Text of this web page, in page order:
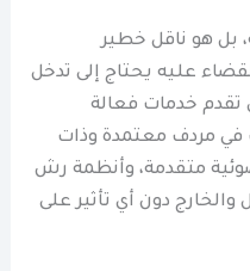
بل هو ناقل خطير
عليه يحتاج إلى تدخل
خدمات فعالة
مردف معتمدة وذات
متقدمة، وأنظمة رش
دون أي تأثير على